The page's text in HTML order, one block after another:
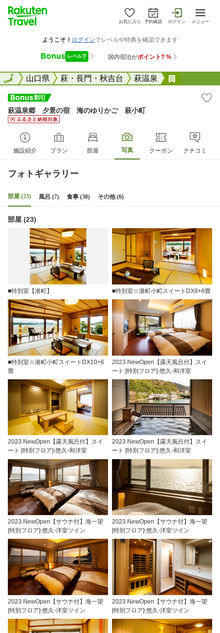
お気に入り 予約確認 ログイン メニュー
全国山口県 萩・長門・秋吉台 萩温泉
全国
萩温泉郷 夕景の宿 海のゆりかご 萩小町
施設紹介 プラン 部屋 写真 クーポン クチコミ
フォトギャラリー
部屋 (23) 風呂 (7) 食事 (30) その他 (6)
部屋 (23)
■特別室【港町】 ■特別室☆港町小町スイートDX8+6畳
■特別室☆港町小町スイートDX10+6
畳
2023 NewOpen【露天風呂付】スイ
ート [特別フロア]-悠久-和洋室
2023 NewOpen【露天風呂付】スイ
ート [特別フロア]-悠久-和洋室
2023 NewOpen【露天風呂付】スイ
ート [特別フロア]-悠久-和洋室
2023 NewOpen【サウナ付】海一望
[特別フロア]-悠久-洋室ツイン
2023 NewOpen【サウナ付】海一望
[特別フロア]-悠久-洋室ツイン
2023 NewOpen【サウナ付】海一望
[特別フロア]-悠久-洋室ツイン
2023 NewOpen【サウナ付】海一望
[特別フロア]-悠久-洋室ツイン